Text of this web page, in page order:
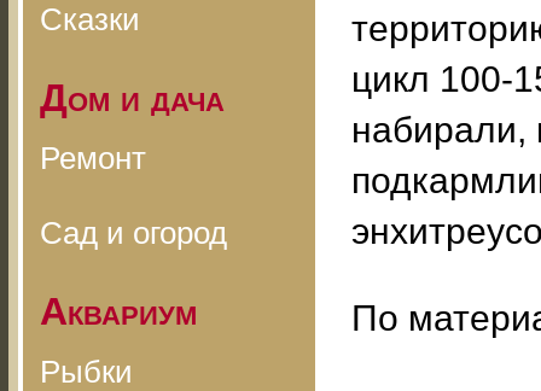
Сказки
Дом и дача
Ремонт
Сад и огород
Аквариум
Рыбки
цикл 100-
набирали,
По